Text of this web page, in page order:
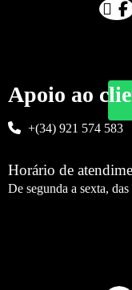
Apoio ao
+(34) 921 574 583
Horário de
De segunda a sexta,